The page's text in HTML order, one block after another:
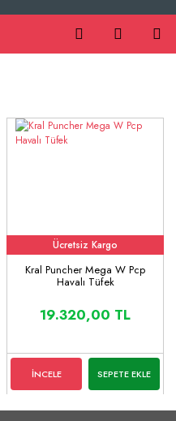
Ücretsiz Kargo
Kral Puncher Mega W Pcp
Havalı Tüfek
19.320,00 TL
İNCELE SEPETE EKLE